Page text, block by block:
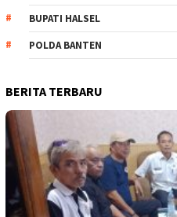
BUPATI HALSEL
POLDA BANTEN
BERITA TERBARU